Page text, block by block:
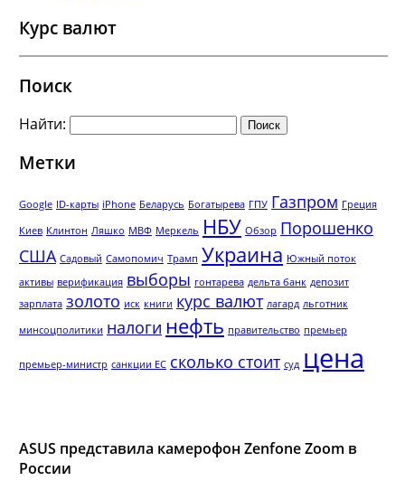
Курс валют
Поиск
Найти:
Метки
Google ID-карты iPhone Беларусь Богатырева ГПУ Газпром Греция
Киев Клинтон Ляшко МВФ Меркель НБУ Обзор Порошенко
США Садовый Самопомич Трамп Украина Южный поток
активы верификация выборы гонтарева дельта банк депозит
зарплата золото иск книги курс валют лагард льготник
минсоцполитики налоги нефть правительство премьер
премьер-министр санкции ЕС сколько стоит суд цена
ASUS представила камерофон Zenfone Zoom в
России